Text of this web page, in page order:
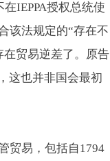
在IEPPA授权总统使
该法规定的“存在不
贸易逆差了。原告
这也并非国会最初
贸易，包括自1794